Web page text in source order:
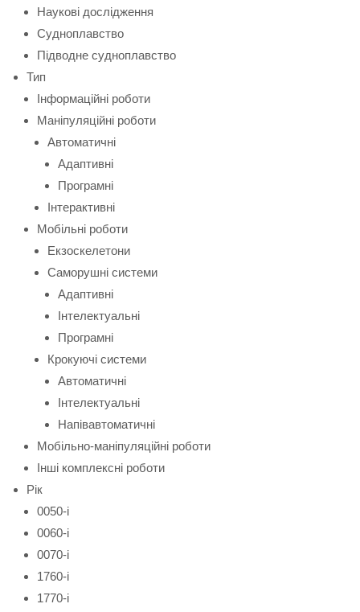
Наукові дослідження
Судноплавство
Підводне судноплавство
Тип
Інформаційні роботи
Маніпуляційні роботи
Автоматичні
Адаптивні
Програмні
Інтерактивні
Мобільні роботи
Екзоскелетони
Саморушні системи
Адаптивні
Інтелектуальні
Програмні
Крокуючі системи
Автоматичні
Інтелектуальні
Напівавтоматичні
Мобільно-маніпуляційні роботи
Інші комплексні роботи
Рік
0050-і
0060-і
0070-і
1760-і
1770-і